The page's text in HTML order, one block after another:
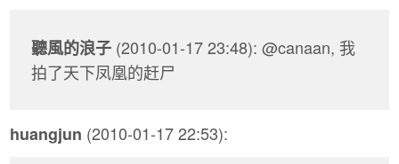
聽風的浪子 (2010-01-17 23:48): @canaan, 我
拍了天下凤凰的赶尸
huangjun (2010-01-17 22:53):